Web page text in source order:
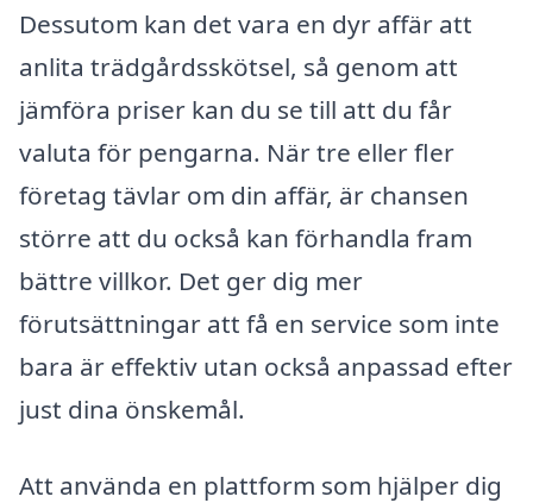
Dessutom kan det vara en dyr affär att
anlita trädgårdsskötsel, så genom att
jämföra priser kan du se till att du får
valuta för pengarna. När tre eller fler
företag tävlar om din affär, är chansen
större att du också kan förhandla fram
bättre villkor. Det ger dig mer
förutsättningar att få en service som inte
bara är effektiv utan också anpassad efter
just dina önskemål.
Att använda en plattform som hjälper dig